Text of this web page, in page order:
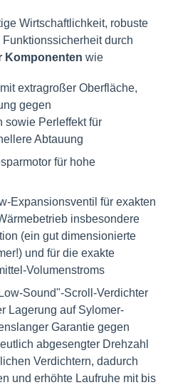
Wirtschaftlichkeit, robuste
durch
Komponenten wie
extragroßer Oberfläche,
gegen
sowie Perleffekt für
Abtauung
für hohe
Expansionsventil für exakten
insbesondere
(ein gut dimensionierte
und für die exakte
Volumenstroms
Sound"-Scroll-Verdichter
Lagerung auf Sylomer-
Garantie gegen
abgesengter Drehzahl
Verdichtern, dadurch
und erhöhte Laufruhe mit bis